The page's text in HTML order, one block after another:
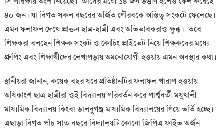
৪০ জন। যা বিগত সকল বছরের অর্জিত গৌরবকে অস্তিত্ব সংকটে ফেলেছে।
এমন ফলাফল দেখে প্রাক্তন ছাত্র-ছাত্রী এবং অভিভাবকরাও ক্ষুব্ধ। তবে
শিক্ষকরা বলছেন শিক্ষক সংকট ও কোচিং প্রাইভেট নিয়ে শিক্ষকদের মধ্যে
গ্রুপিং এবং শিক্ষার্থীদের লেখাপড়ায় অমনোযোগী হওয়ায় এমন অবস্থার কথা।
স্থানীয়রা জানান, কয়েক বছর ধরে প্রতিষ্ঠানটির ফলাফল খারাপ হওয়ায়
অধিকাংশ ছাত্র ছাত্রীরা ওই বিদ্যালয় পরিবর্তন করে পার্শ্ববর্তী মধুখালী
মাধ্যমিক বিদ্যালয় কিংবা ডালবুগঞ্জ মাধ্যমিক বিদ্যালয়ের গিয়ে ভর্তি হচ্ছে।
এছাড়া বিগত পাঁচ সাত বছরে বিদ্যালয়টি কোনো জিপিএ ফাইভ অর্জন